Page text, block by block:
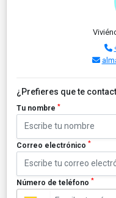
¿Prefieres que te
Tu nombre *
Correo electrónico *
Número de teléfono *